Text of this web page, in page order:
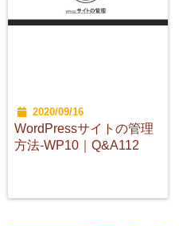
2020/09/16
WordPressサイトの管理
方法-WP10｜Q&A112